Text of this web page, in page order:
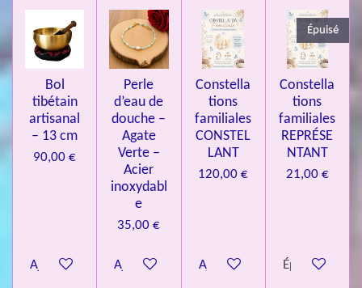
Bol
tibétain
artisanal
– 13 cm
90,00 €
Ajouter au panier
Perle
d’eau de
douche –
Agate
Verte –
Acier
inoxydabl
e
35,00 €
Ajouter au panier
Constella
tions
familiales
CONSTEL
LANT
120,00 €
Ajouter au panier
Épuisé
Constella
tions
familiales
REPRÉSE
NTANT
21,00 €
Épuisé